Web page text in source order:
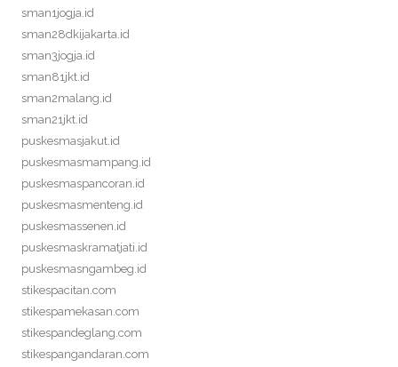
sman1jogja.id
sman28dkijakarta.id
sman3jogja.id
sman81jkt.id
sman2malang.id
sman21jkt.id
puskesmasjakut.id
puskesmasmampang.id
puskesmaspancoran.id
puskesmasmenteng.id
puskesmassenen.id
puskesmaskramatjati.id
puskesmasngambeg.id
stikespacitan.com
stikespamekasan.com
stikespandeglang.com
stikespangandaran.com